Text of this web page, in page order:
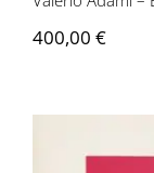
À propos
400,00 €